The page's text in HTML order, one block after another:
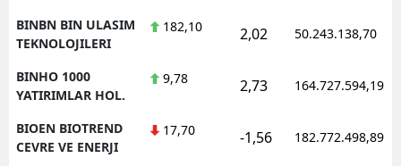
BINBN BIN ULASIM
TEKNOLOJILERI
182,10 2,02 50.243.138,70
BINHO 1000
YATIRIMLAR HOL.
9,78 2,73 164.727.594,19
BIOEN BIOTREND
CEVRE VE ENERJI
17,70 -1,56 182.772.498,89